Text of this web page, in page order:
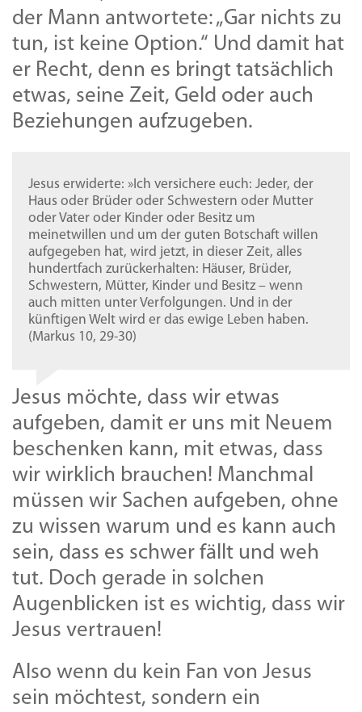
der Mann antwortete: „Gar nichts zu
tun, ist keine Option.“ Und damit hat
er Recht, denn es bringt tatsächlich
etwas, seine Zeit, Geld oder auch
Beziehungen aufzugeben.
Jesus erwiderte: »Ich versichere euch: Jeder, der
Haus oder Brüder oder Schwestern oder Mutter
oder Vater oder Kinder oder Besitz um
meinetwillen und um der guten Botschaft willen
aufgegeben hat, wird jetzt, in dieser Zeit, alles
hundertfach zurückerhalten: Häuser, Brüder,
Schwestern, Mütter, Kinder und Besitz – wenn
auch mitten unter Verfolgungen. Und in der
künftigen Welt wird er das ewige Leben haben.
(Markus 10, 29-30)
Jesus möchte, dass wir etwas
aufgeben, damit er uns mit Neuem
beschenken kann, mit etwas, dass
wir wirklich brauchen! Manchmal
müssen wir Sachen aufgeben, ohne
zu wissen warum und es kann auch
sein, dass es schwer fällt und weh
tut. Doch gerade in solchen
Augenblicken ist es wichtig, dass wir
Jesus vertrauen!
Also wenn du kein Fan von Jesus
sein möchtest, sondern ein